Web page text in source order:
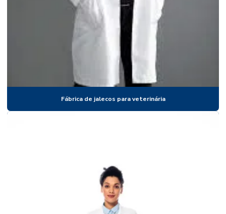
Fabricante de jalecos para fisioterapia
Fabricante de jalecos para odontologia
Fabricante de jalecos para veterinária
Fornecedor de jalecos para clínicas
Fornecedor de jalecos para curso de medicina
Fábrica de jalecos para veterinária